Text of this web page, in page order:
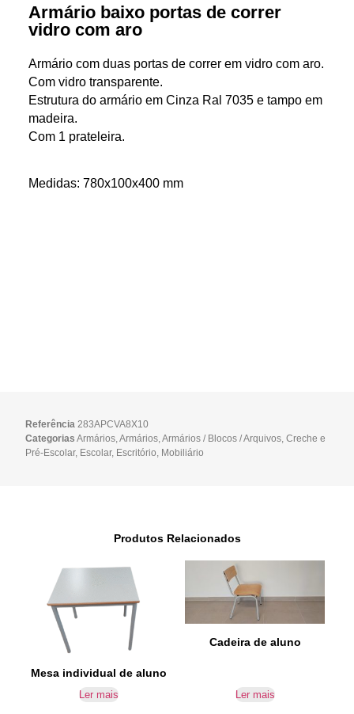
Armário baixo portas de correr
vidro com aro
Armário com duas portas de correr em vidro com aro.
Com vidro transparente.
Estrutura do armário em Cinza Ral 7035 e tampo em
madeira.
Com 1 prateleira.
Medidas: 780x100x400 mm
Referência283APCVA8X10
Categorias Armários,Armários,Armários / Blocos / Arquivos,Creche e
Pré-Escolar, Escolar, Escritório, Mobiliário
Produtos Relacionados
Mesa individual de aluno
Ler mais
Cadeira de aluno
Ler mais